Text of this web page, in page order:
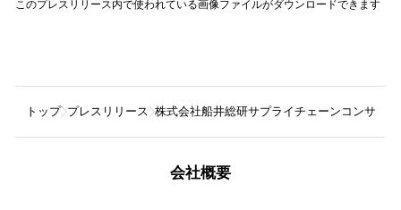
このプレスリリース内で使われている画像ファイルがダウンロードできます
トップ プレスリリース 株式会社船井総研サプライチェーンコンサル
会社概要